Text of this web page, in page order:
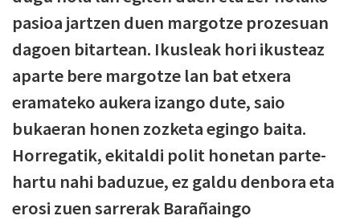
pasioa jartzen duen margotze prozesuan
dagoen bitartean. Ikusleak hori ikusteaz
aparte bere margotze lan bat etxera
eramateko aukera izango dute, saio
bukaeran honen zozketa egingo baita.
Horregatik, ekitaldi polit honetan parte-
hartu nahi baduzue, ez galdu denbora eta
erosi zuen sarrerak Barañaingo